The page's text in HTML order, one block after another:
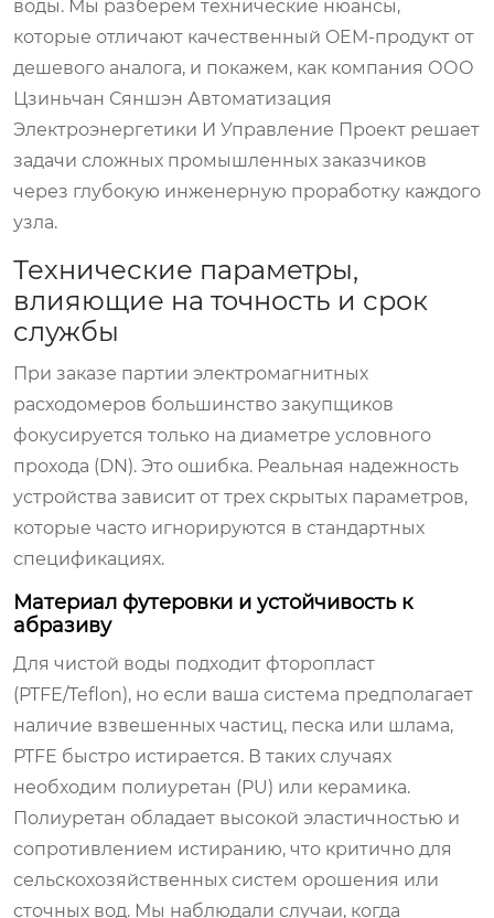
воды. Мы разберем технические нюансы,
которые отличают качественный OEM-продукт от
дешевого аналога, и покажем, как компания ООО
Цзиньчан Сяншэн Автоматизация
Электроэнергетики И Управление Проект решает
задачи сложных промышленных заказчиков
через глубокую инженерную проработку каждого
узла.
Технические параметры,
влияющие на точность и срок
службы
При заказе партии электромагнитных
расходомеров большинство закупщиков
фокусируется только на диаметре условного
прохода (DN). Это ошибка. Реальная надежность
устройства зависит от трех скрытых параметров,
которые часто игнорируются в стандартных
спецификациях.
Материал футеровки и устойчивость к
абразиву
Для чистой воды подходит фторопласт
(PTFE/Teflon), но если ваша система предполагает
наличие взвешенных частиц, песка или шлама,
PTFE быстро истирается. В таких случаях
необходим полиуретан (PU) или керамика.
Полиуретан обладает высокой эластичностью и
сопротивлением истиранию, что критично для
сельскохозяйственных систем орошения или
сточных вод. Мы наблюдали случаи, когда